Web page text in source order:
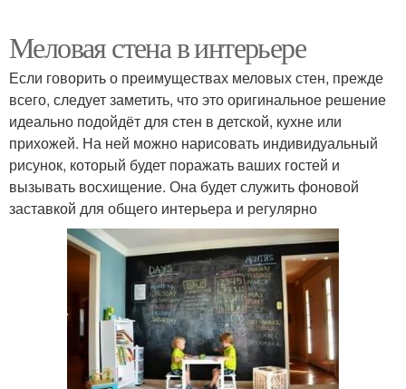
Меловая стена в интерьере
Если говорить о преимуществах меловых стен, прежде
всего, следует заметить, что это оригинальное решение
идеально подойдёт для стен в детской, кухне или
прихожей. На ней можно нарисовать индивидуальный
рисунок, который будет поражать ваших гостей и
вызывать восхищение. Она будет служить фоновой
заставкой для общего интерьера и регулярно